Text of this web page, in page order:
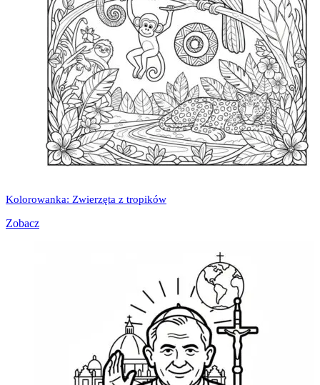
Kolorowanka: Zwierzęta z tropików
Zobacz